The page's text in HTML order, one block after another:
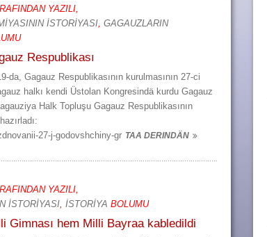
YAZILI,
İSTORİYASI, GAGAUZLARIN
Respublikası
da, Gagauz Respublikasının kurulmasının 27-ci
halkı kendi Üstolan Kongresindä kurdu Gagauz
Halk Topluşu Gagauz Respublikasının
27-j-godovshchiny-gr TAA DERINDÄN
YAZILI,
İSTORİYASI, İSTORİYA BOLUMU
Gimnası hem Milli Bayraa kabledildi